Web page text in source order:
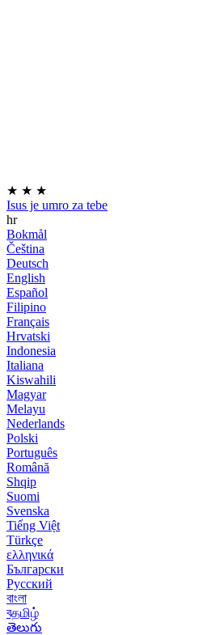
★ ★ ★
Isus je umro za tebe
hr
Bokmål
Čeština
Deutsch
English
Español
Filipino
Français
Hrvatski
Indonesia
Italiana
Kiswahili
Magyar
Melayu
Nederlands
Polski
Português
Română
Shqip
Suomi
Svenska
Tiếng Việt
Türkçe
ελληνικά
Български
Русский
বাংলা
বதமிழ்
తెలుగు